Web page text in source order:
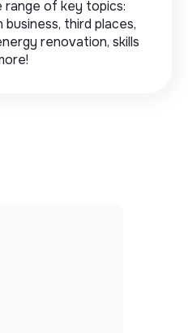
range of key topics:
business, third places,
renovation, skills